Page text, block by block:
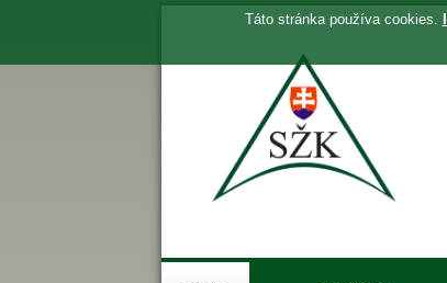
Táto stránka používa cookies.